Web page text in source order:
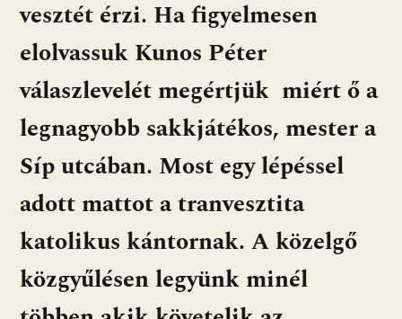
vesztét érzi. Ha figyelmesen
elolvassuk Kunos Péter
válaszlevelét megértjük miért ő a
legnagyobb sakkjátékos, mester a
Síp utcában. Most egy lépéssel
adott mattot a tranvesztita
katolikus kántornak. A közelgő
közgyűlésen legyünk minél